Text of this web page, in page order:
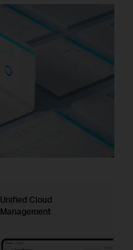
Unified Cloud
Management